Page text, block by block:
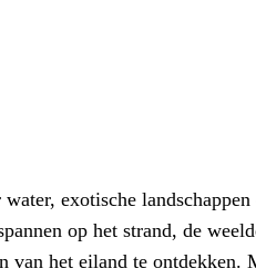
exotische
op het strand, de
het eiland te